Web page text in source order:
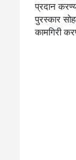
प्रदान
पुरस्कार
कामगिरी